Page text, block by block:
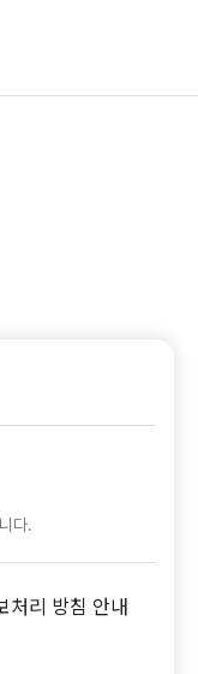
다.
처리 방침 안내